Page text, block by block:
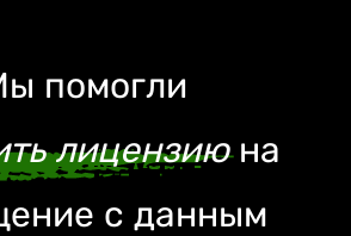
помогли
лицензиюна
с данным